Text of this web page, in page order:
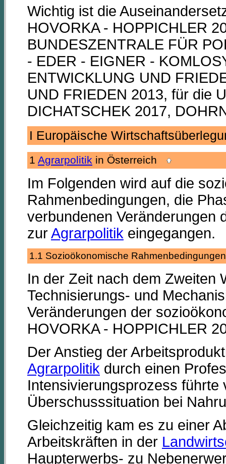
Wichtig ist die
HOVORKA - HOPPICHLER
BUNDESZENTRALE FÜR
- EDER - EIGNER -
ENTWICKLUNG UND
UND FRIEDEN 2013, für die
DICHATSCHEK 2017,
I Europäische
1 Agrarpolitik in Österreich
Im Folgenden wird auf die
Rahmenbedingungen, die
verbundenen Veränderungen
zurAgrarpolitik eingegangen.
1.1 Sozioökonomische
In der Zeit nach dem Zweiten
Technisierungs- und
Veränderungen der
HOVORKA - HOPPICHLER
Der Anstieg der
Agrarpolitik durch einen
Intensivierungsprozess
Überschusssituation bei
Gleichzeitig kam es zu einer
Arbeitskräften in der
Haupterwerbs- zu